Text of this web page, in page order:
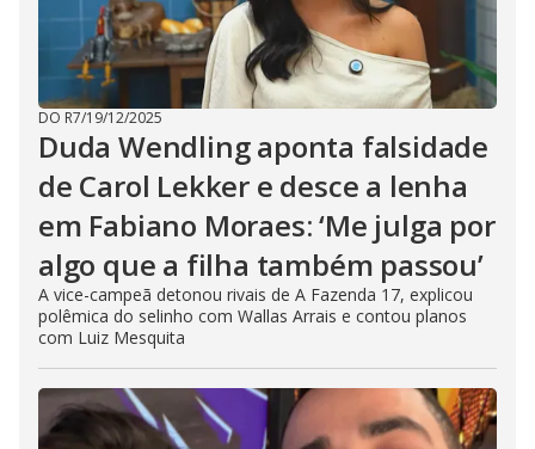
DO R7/19/12/2025
Duda Wendling aponta falsidade
de Carol Lekker e desce a lenha
em Fabiano Moraes: ‘Me julga por
algo que a filha também passou’
A vice-campeã detonou rivais de A Fazenda 17, explicou
polêmica do selinho com Wallas Arrais e contou planos
com Luiz Mesquita